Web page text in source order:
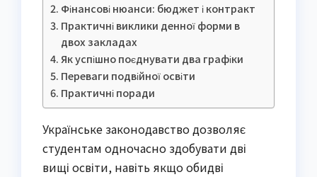
Фінансові нюанси: бюджет і контракт
Практичні виклики денної форми в
двох закладах
Як успішно поєднувати два графіки
Переваги подвійної освіти
Практичні поради
Українське законодавство дозволяє
студентам одночасно здобувати дві
вищі освіти, навіть якщо обидві